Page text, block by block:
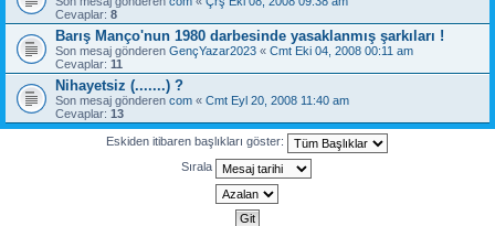
Cevaplar: 8
Barış Manço'nun 1980 darbesinde yasaklanmış şarkıları !
Son mesaj gönderen GençYazar2023 « Cmt Eki 04, 2008 00:11 am
Cevaplar: 11
Nihayetsiz (.......) ?
Son mesaj gönderen com « Cmt Eyl 20, 2008 11:40 am
Cevaplar: 13
Eskiden itibaren başlıkları göster:
Sırala